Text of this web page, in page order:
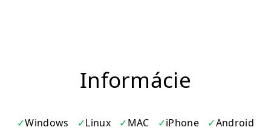
Informácie
Windows Linux MAC iPhone Android